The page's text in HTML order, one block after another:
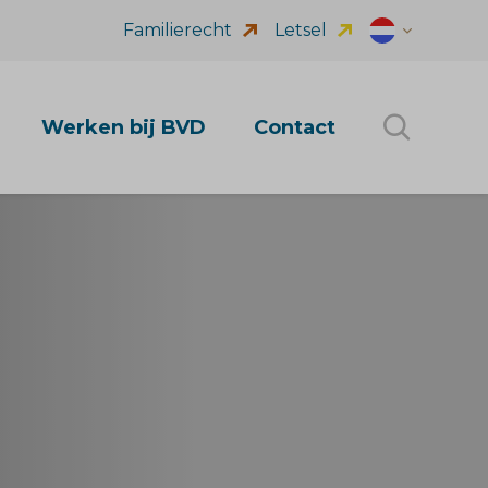
Werken bij BVD Contact
Familierecht Letsel Dutch